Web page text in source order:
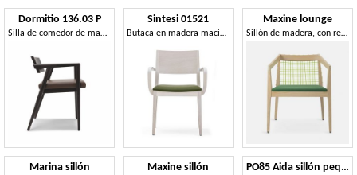
Dormitio 136.03 P
Silla de comedor de madera con reposabrazos, asiento acolchado
Sintesi 01521
Butaca en madera maciza, asiento tapizado, estilo moderno
Maxine lounge
Sillón de madera, con respaldo tejido de PVC.
Marina sillón Maxine sillón PO85 Aida sillón pequeño